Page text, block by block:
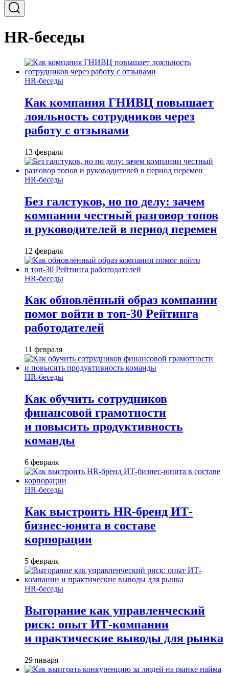
HR-беседы
HR-беседы
Как компания ГНИВЦ повышает
лояльность сотрудников через
работу с отзывами
13 февраля
HR-беседы
Без галстуков, но по делу: зачем
компании честный разговор топов
и руководителей в период перемен
12 февраля
HR-беседы
Как обновлённый образ компании
помог войти в топ-30 Рейтинга
работодателей
11 февраля
HR-беседы
Как обучить сотрудников
финансовой грамотности
и повысить продуктивность
команды
6 февраля
HR-беседы
Как выстроить HR-бренд ИТ-
бизнес-юнита в составе
корпорации
5 февраля
HR-беседы
Выгорание как управленческий
риск: опыт ИТ-компании
и практические выводы для рынка
29 января